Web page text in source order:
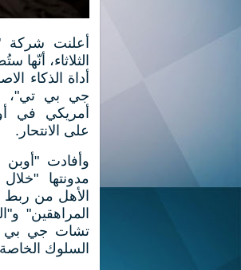
أعلنت شركة
الثلاثاء، أنّها
أداة الذكاء
جي بي تي"،
أمريكي في
على الانتحار.
وأفادت
مدونتها
الأهل من ربط
المراهقين"
تشات جي بي
السلوك